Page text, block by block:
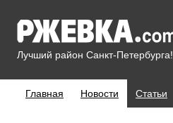
Лучший район Санкт-Петербурга!
Главная Новости Статьи